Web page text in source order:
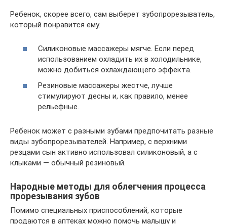
Ребенок, скорее всего, сам выберет зубопрорезыватель,
который понравится ему.
Силиконовые массажеры мягче. Если перед
использованием охладить их в холодильнике,
можно добиться охлаждающего эффекта.
Резиновые массажеры жестче, лучше
стимулируют десны и, как правило, менее
рельефные.
Ребенок может с разными зубами предпочитать разные
виды зубопрорезывателей. Например, с верхними
резцами сын активно использовал силиконовый, а с
клыками — обычный резиновый.
Народные методы для облегчения процесса
прорезывания зубов
Помимо специальных приспособлений, которые
продаются в аптеках можно помочь малышу и